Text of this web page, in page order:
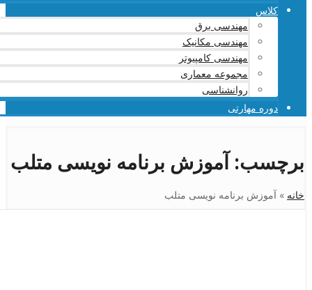
کلاس
مهندسی برق
مهندسی مکانیک
مهندسی کامپیوتر
مجموعه معماری
روانشناسی
دوره مهارتی
برچسب:آموزش برنامه نویسی متلب
خانه »آموزش برنامه نویسی متلب